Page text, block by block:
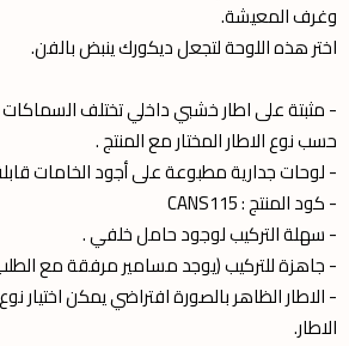
وغرف المعيشة.
اختر هذه اللوحة لتجعل ديكورك ينبض بالفن.
- مثبتة على اطار خشبي داخلي تختلف السماكات من 18 ملم الى
حسب نوع الاطار المختار مع المنتج .
- لوحات جدارية مطبوعة على أجود الخامات
- كود المنتج : CANS115
- سهلة التركيب لوجود حامل خلفي .
- جاهزة للتركيب (يوجد مسامير مرفقة مع
- الاطار الظاهر بالصورة افتراضي يمكن اختيار
الاطار.